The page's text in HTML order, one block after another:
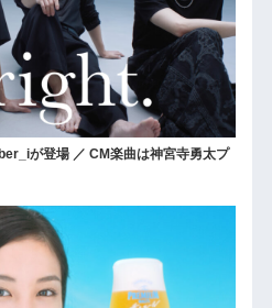
が登場 ／ CM楽曲は神宮寺勇太プ